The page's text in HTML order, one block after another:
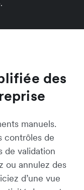
des
manuels.
contrôles de
de validation
ou annulez des
d’une vue